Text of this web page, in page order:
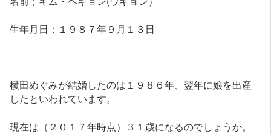
生年月日；１９８７年９月１３日
横田めぐみが結婚したのは１９８６年、翌年に娘を出産
したといわれています。
現在は（２０１７年時点）３１歳になるのでしょうか。